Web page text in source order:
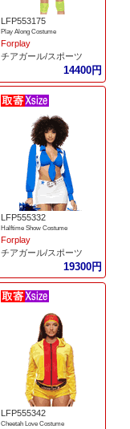
LFP553175
Play Along Costume
Forplay
チアガール/スポーツ
14400円
LFP555332
Halftime Show Costume
Forplay
チアガール/スポーツ
19300円
LFP555342
Cheetah Love Costume